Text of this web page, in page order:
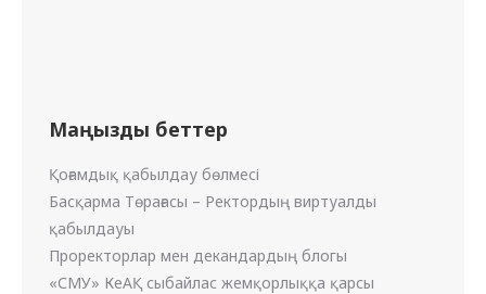
Маңызды беттер
Қоғамдық қабылдау бөлмесі
Басқарма Төрағасы – Ректордың виртуалды
қабылдауы
Проректорлар мен декандардың блогы
«СМУ» КеАҚ сыбайлас жемқорлыққа қарсы